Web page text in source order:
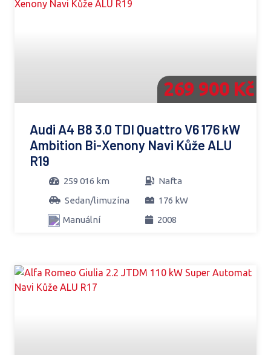
269 900 Kč
Audi A4 B8 3.0 TDI Quattro V6 176 kW
Ambition Bi-Xenony Navi Kůže ALU
R19
259 016 km
Nafta
Sedan/limuzína
176 kW
Manuální
2008